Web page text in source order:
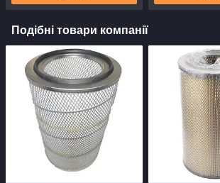
Подібні товари компанії